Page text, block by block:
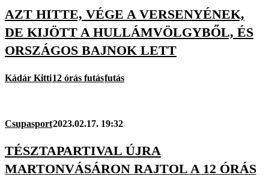
AZT HITTE, VÉGE A VERSENYÉNEK,
DE KIJÖTT A HULLÁMVÖLGYBŐL, ÉS
ORSZÁGOS BAJNOK LETT
Kádár Kitti12 órás futásfutás
Csupasport2023.02.17. 19:32
TÉSZTAPARTIVAL ÚJRA
MARTONVÁSÁRON RAJTOL A 12 ÓRÁS